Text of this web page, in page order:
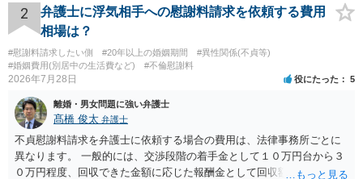
やり取り等の経緯、誓約書の内容等を踏まえて、関係を清算するため
の 金銭であったと評価される可能性はあると考えます。 ② 「今後一
切関与しないなら100万円振り込む」というLINEや誓約書は、裁判上
どの程度証拠価値があるのか ⇒前後のやり取りや誓約書の具体的内容
を見ない限り、具体的な判断はできませんが、一定の証拠価値はある
することは認められるのか。 ⇒おそらく１００万円は不当利得（受け
取る正当な権利がないのに利益を取得した）として返還請求されてい
るものかと推察しますので、 貸金返還ではないかと存じます。 ④ 私
は現在、収入も不安定で貯金もなくリボ払い借金が既に約100万あり。
今年に再婚したが主人はお金に厳しい為、一括で220万円を支払う事は
2
弁護士に浮気相手への慰謝料請求を依頼する費用
相場は？
#慰謝料請求したい側 #20年以上の婚姻期間
#異性関係(不貞等)
#婚姻費用(別居中の生活費など)
#不倫慰謝料
2026年7月28日 役にたった 5
離婚・男女問題に強い弁護士
髙橋 俊太 弁護士
不貞慰謝料請求を弁護士に依頼する場合の費用は、法律事務所ごとに
異なります。 一般的には、交渉段階の着手金として１０万円台から３
０万円程度、回収できた金額に応じた報酬金として回収額の１０％か